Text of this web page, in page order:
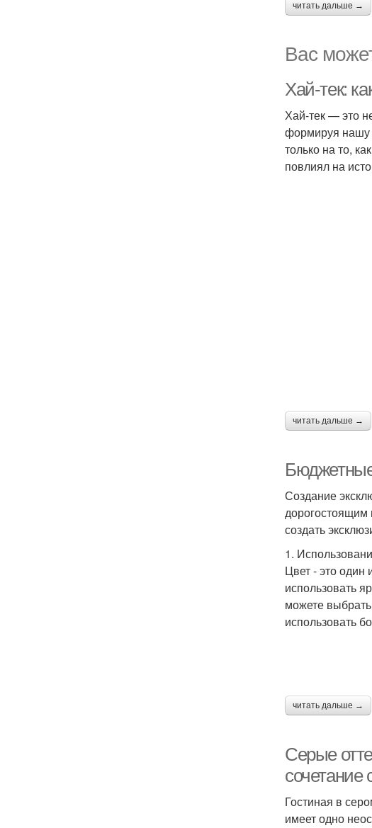
читать дальше →
Вас
Хай-тек:
Хай-тек — это
формируя нашу
только на то,
повлиял на
читать дальше →
Создание
дорогостоящим
создать
1.
Цвет - это один
использовать
можете
использовать
читать дальше →
Серые
сочетание
Гостиная в
имеет одно